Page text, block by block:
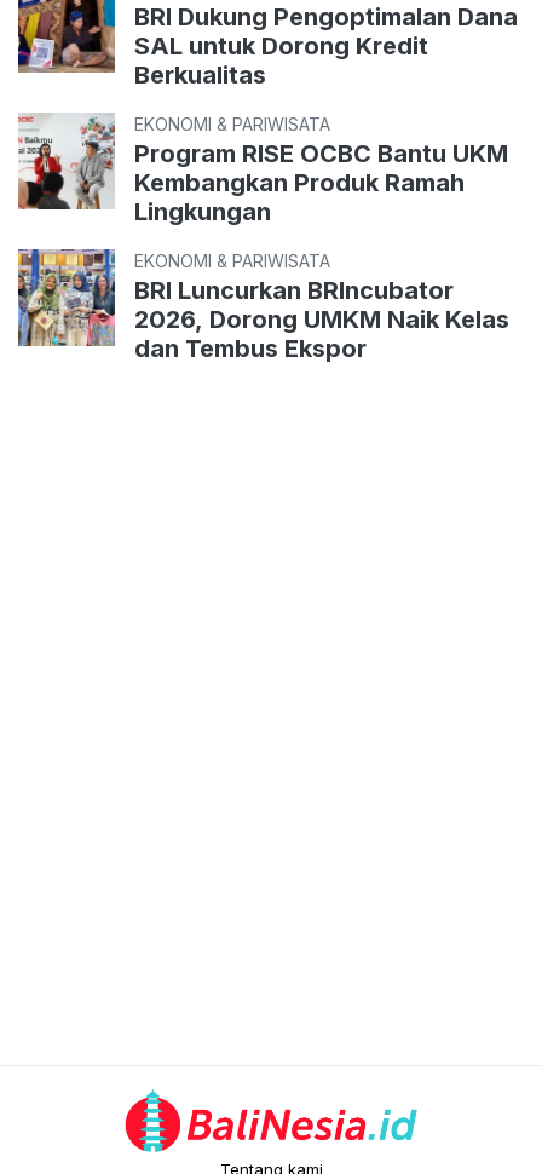
BRI Dukung Pengoptimalan Dana
SAL untuk Dorong Kredit
Berkualitas
EKONOMI & PARIWISATA
Program RISE OCBC Bantu UKM
Kembangkan Produk Ramah
Lingkungan
EKONOMI & PARIWISATA
BRI Luncurkan BRIncubator
2026, Dorong UMKM Naik Kelas
dan Tembus Ekspor
Tentang kami